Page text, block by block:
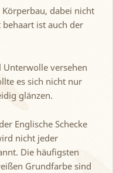
dabei nicht
ist auch der
Unterwolle versehen
es sich nicht nur
glänzen.
Englische Schecke
nicht jeder
Die häufigsten
Grundfarbe sind